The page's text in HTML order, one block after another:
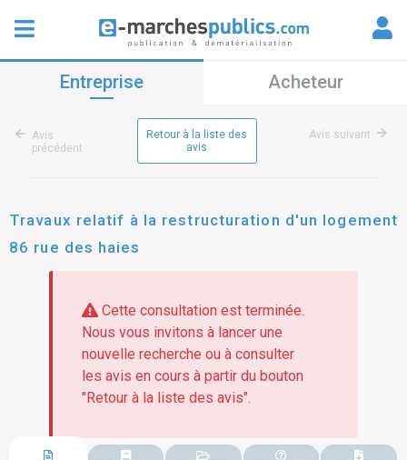
Entreprise Acheteur
Avis
précédent
Retour à la liste des
avis
Avis suivant
Travaux relatif à la restructuration d'un logement
86 rue des haies
Cette consultation est terminée.
Nous vous invitons à lancer une
nouvelle recherche ou à consulter
les avis en cours à partir du bouton
"Retour à la liste des avis".